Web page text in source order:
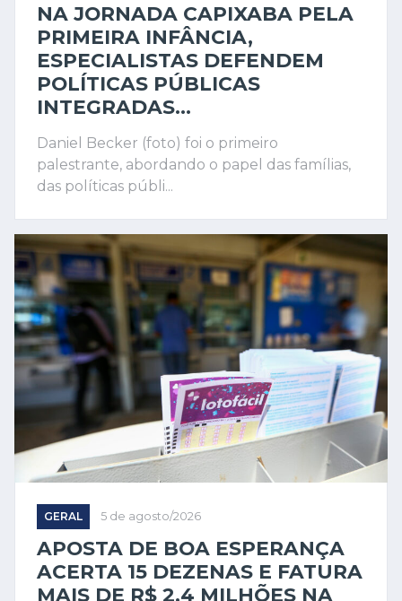
NA JORNADA CAPIXABA PELA
PRIMEIRA INFÂNCIA,
ESPECIALISTAS DEFENDEM
POLÍTICAS PÚBLICAS
INTEGRADAS...
Daniel Becker (foto) foi o primeiro
palestrante, abordando o papel das famílias,
das políticas públi...
GERAL 5 de agosto/2026
APOSTA DE BOA ESPERANÇA
ACERTA 15 DEZENAS E FATURA
MAIS DE R$ 2,4 MILHÕES NA